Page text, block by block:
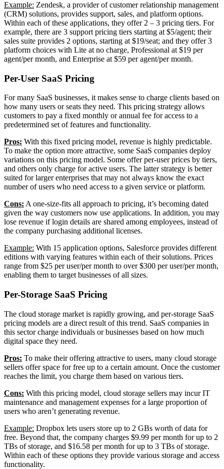
Example: Zendesk, a provider of customer relationship management
(CRM) solutions, provides support, sales, and platform options.
Within each of these applications, they offer 2 – 3 pricing tiers. For
example, there are 3 support pricing tiers starting at $5/agent; their
sales suite provides 2 options, starting at $19/seat; and they offer 3
platform choices with Lite at no charge, Professional at $19 per
agent/per month, and Enterprise at $59 per agent/per month.
Per-User SaaS Pricing
For many SaaS businesses, it makes sense to charge clients based on
how many users or seats they need. This pricing strategy allows
customers to pay a fixed monthly or annual fee for access to a
predetermined set of features and functionality.
Pros: With this fixed pricing model, revenue is highly predictable.
To make the option more attractive, some SaaS companies deploy
variations on this pricing model. Some offer per-user prices by tiers,
and others only charge for active users. The latter strategy is better
suited for larger enterprises that may not always know the exact
number of users who need access to a given service or platform.
Cons: A one-size-fits all approach to pricing, it’s becoming dated
given the way customers now use applications. In addition, you may
lose revenue if login details are shared among employees, instead of
the company purchasing additional licenses.
Example: With 15 application options, Salesforce provides different
editions with varying features within each of their solutions. Prices
range from $25 per user/per month to over $300 per user/per month,
enabling them to target businesses of all sizes.
Per-Storage SaaS Pricing
The cloud storage market is rapidly growing, and per-storage SaaS
pricing models are a direct result of this trend. SaaS companies in
this sector charge individuals or businesses based on how much
digital space they need.
Pros: To make their offering attractive to users, many cloud storage
sellers offer space for free up to a certain amount. Once the customer
reaches the limit, you charge them based on various tiers.
Cons: With this pricing model, cloud storage sellers may incur IT
maintenance and management expenses for a large proportion of
users who aren’t generating revenue.
Example: Dropbox lets users store up to 2 GBs worth of data for
free. Beyond that, the company charges $9.99 per month for up to 2
TBs of storage, and $16.58 per month for up to 3 TBs of storage.
Within each of these options they provide various storage and access
functionality.